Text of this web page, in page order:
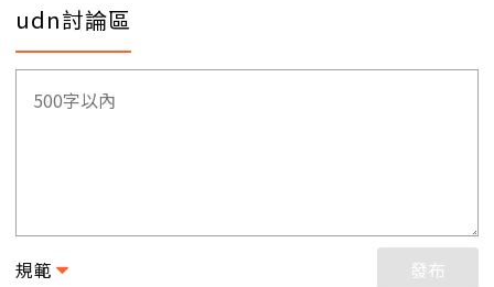
udn討論區
規範 發布